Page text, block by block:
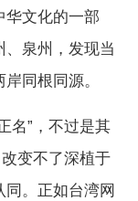
华文化的一部
泉州，发现当
同根同源。
”，不过是其
变不了深植于
。正如台湾网